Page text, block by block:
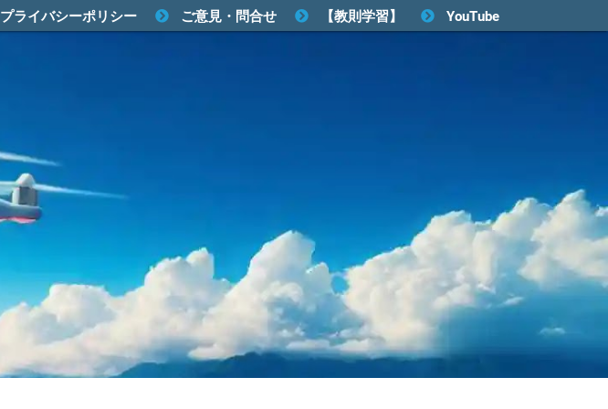
プライバシーポリシー ご意見・問合せ 【教則学習】 YouTube